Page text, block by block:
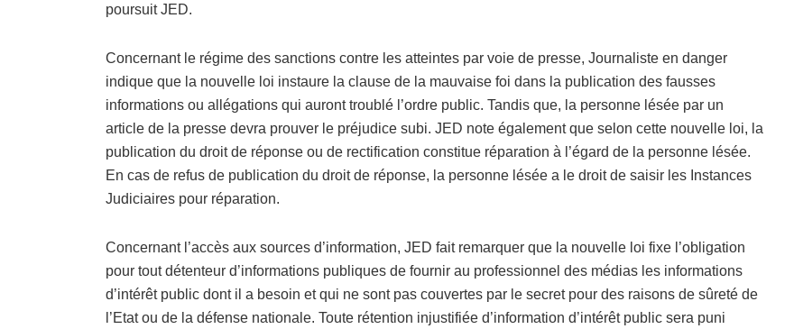
poursuit JED.
Concernant le régime des sanctions contre les atteintes par voie de presse, Journaliste en danger
indique que la nouvelle loi instaure la clause de la mauvaise foi dans la publication des fausses
informations ou allégations qui auront troublé l’ordre public. Tandis que, la personne lésée par un
article de la presse devra prouver le préjudice subi. JED note également que selon cette nouvelle loi, la
publication du droit de réponse ou de rectification constitue réparation à l’égard de la personne lésée.
En cas de refus de publication du droit de réponse, la personne lésée a le droit de saisir les Instances
Judiciaires pour réparation.
Concernant l’accès aux sources d’information, JED fait remarquer que la nouvelle loi fixe l’obligation
pour tout détenteur d’informations publiques de fournir au professionnel des médias les informations
d’intérêt public dont il a besoin et qui ne sont pas couvertes par le secret pour des raisons de sûreté de
l’Etat ou de la défense nationale. Toute rétention injustifiée d’information d’intérêt public sera puni